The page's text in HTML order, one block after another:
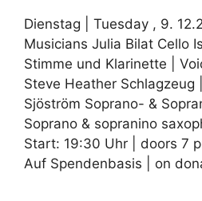
Dienstag | Tuesday , 9.
Musicians Julia Bilat Cello
Stimme und Klarinette |
Steve Heather Schlagzeug
Sjöström Soprano- &
Soprano & sopranino
Start: 19:30 Uhr | doors 7
Auf Spendenbasis | on